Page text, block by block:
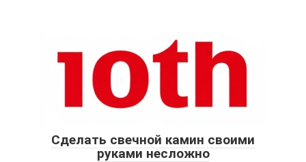
Сделать свечной камин своими
руками несложно